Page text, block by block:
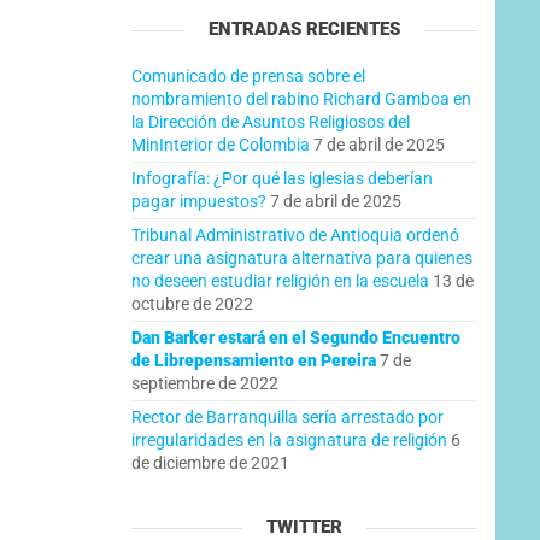
ENTRADAS RECIENTES
Comunicado de prensa sobre el
nombramiento del rabino Richard Gamboa en
la Dirección de Asuntos Religiosos del
MinInterior de Colombia 7 de abril de 2025
Infografía: ¿Por qué las iglesias deberían
pagar impuestos? 7 de abril de 2025
Tribunal Administrativo de Antioquia ordenó
crear una asignatura alternativa para quienes
no deseen estudiar religión en la escuela 13 de
octubre de 2022
Dan Barker estará en el Segundo Encuentro
de Librepensamiento en Pereira 7 de
septiembre de 2022
Rector de Barranquilla sería arrestado por
irregularidades en la asignatura de religión 6
de diciembre de 2021
TWITTER